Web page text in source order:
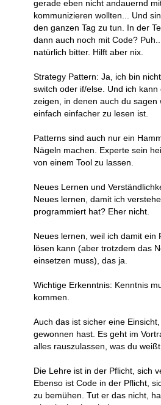
gerade eben nicht andauernd
kommunizieren wollten... Und
den ganzen Tag zu tun. In der
dann auch noch mit Code?
natürlich bitter. Hilft aber nix.
Strategy Pattern: Ja, ich bin
switch oder if/else. Und ich
zeigen, in denen auch du sagen
einfach einfacher zu lesen ist.
Patterns sind auch nur ein
Nägeln machen. Experte sein
von einem Tool zu lassen.
Neues Lernen und
Neues lernen, damit ich
programmiert hat? Eher nicht.
Neues lernen, weil ich damit ein
lösen kann (aber trotzdem das
einsetzen muss), das ja.
Wichtige Erkenntnis: Kenntnis
kommen.
Auch das ist sicher eine
gewonnen hast. Es geht im
alles rauszulassen, was du
Die Lehre ist in der Pflicht, sich
Ebenso ist Code in der Pflicht,
zu bemühen. Tut er das nicht,